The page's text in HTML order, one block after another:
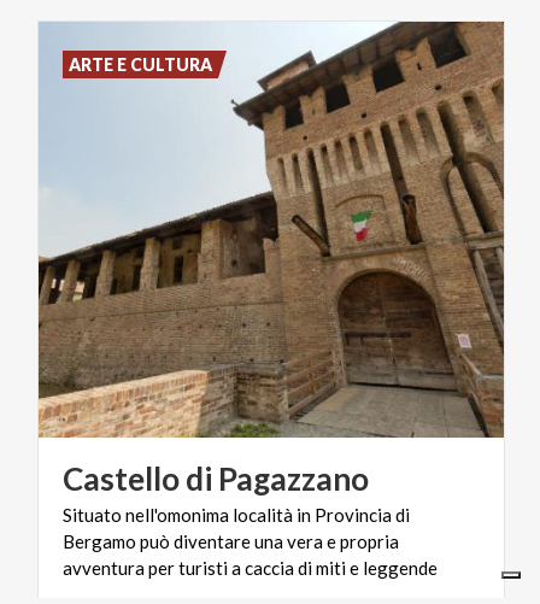
Castellodi Pagazzano
Situato nell'omonima località in Provincia di
Bergamo può diventare una vera e propria
avventura per turisti a caccia di miti e leggende
ARTE E CULTURA